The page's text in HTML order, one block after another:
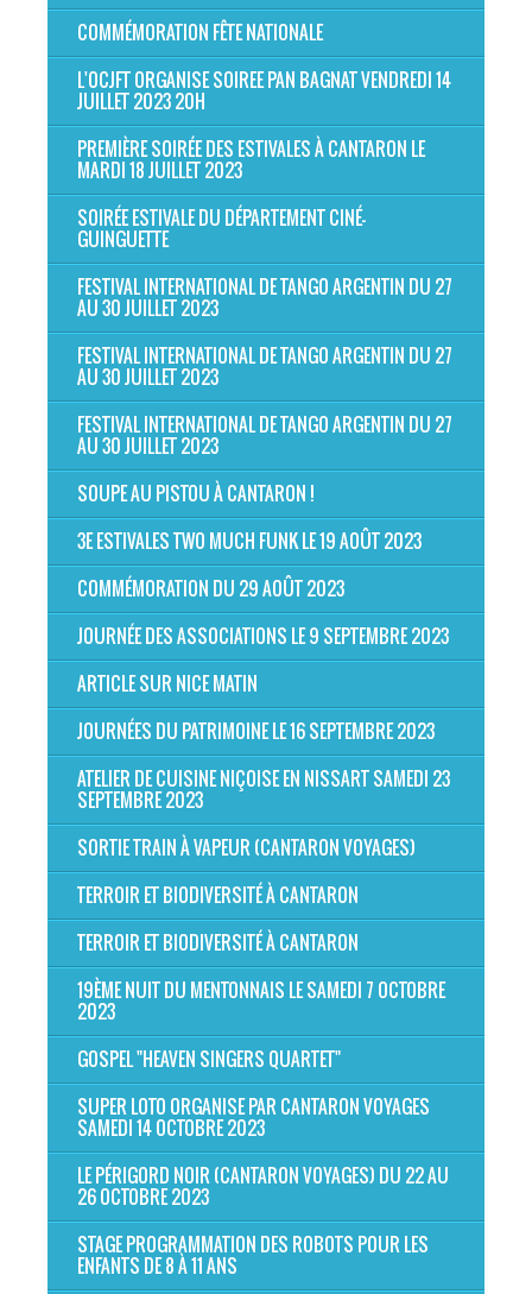
COMMÉMORATION FÊTE NATIONALE
L'OCJFT ORGANISE SOIREE PAN BAGNAT VENDREDI 14
JUILLET 2023 20H
PREMIÈRE SOIRÉE DES ESTIVALES À CANTARON LE
MARDI 18 JUILLET 2023
SOIRÉE ESTIVALE DU DÉPARTEMENT CINÉ-
GUINGUETTE
FESTIVAL INTERNATIONAL DE TANGO ARGENTIN DU 27
AU 30 JUILLET 2023
FESTIVAL INTERNATIONAL DE TANGO ARGENTIN DU 27
AU 30 JUILLET 2023
FESTIVAL INTERNATIONAL DE TANGO ARGENTIN DU 27
AU 30 JUILLET 2023
SOUPE AU PISTOU À CANTARON !
3E ESTIVALES TWO MUCH FUNK LE 19 AOÛT 2023
COMMÉMORATION DU 29 AOÛT 2023
JOURNÉE DES ASSOCIATIONS LE 9 SEPTEMBRE 2023
ARTICLE SUR NICE MATIN
JOURNÉES DU PATRIMOINE LE 16 SEPTEMBRE 2023
ATELIER DE CUISINE NIÇOISE EN NISSART SAMEDI 23
SEPTEMBRE 2023
SORTIE TRAIN À VAPEUR (CANTARON VOYAGES)
TERROIR ET BIODIVERSITÉ À CANTARON
TERROIR ET BIODIVERSITÉ À CANTARON
19ÈME NUIT DU MENTONNAIS LE SAMEDI 7 OCTOBRE
2023
GOSPEL "HEAVEN SINGERS QUARTET"
SUPER LOTO ORGANISE PAR CANTARON VOYAGES
SAMEDI 14 OCTOBRE 2023
LE PÉRIGORD NOIR (CANTARON VOYAGES) DU 22 AU
26 OCTOBRE 2023
STAGE PROGRAMMATION DES ROBOTS POUR LES
ENFANTS DE 8 À 11 ANS